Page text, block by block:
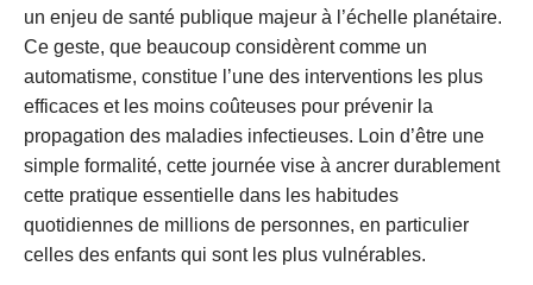
un enjeu de santé publique majeur à l’échelle planétaire.
Ce geste, que beaucoup considèrent comme un
automatisme, constitue l’une des interventions les plus
efficaces et les moins coûteuses pour prévenir la
propagation des maladies infectieuses. Loin d’être une
simple formalité, cette journée vise à ancrer durablement
cette pratique essentielle dans les habitudes
quotidiennes de millions de personnes, en particulier
celles des enfants qui sont les plus vulnérables.